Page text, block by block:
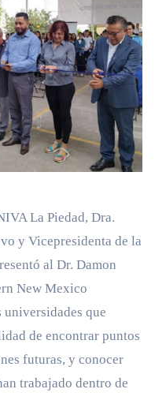
La Piedad, Dra.
y Vicepresidenta de la
al Dr. Damon
New Mexico
que
de encontrar puntos
futuras, y conocer
trabajado dentro de